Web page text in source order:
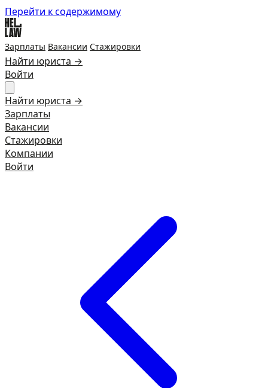
Перейти к содержимому
Зарплаты Вакансии Стажировки
Найти юриста →
Войти
Найти юриста →
Зарплаты
Вакансии
Стажировки
Компании
Войти